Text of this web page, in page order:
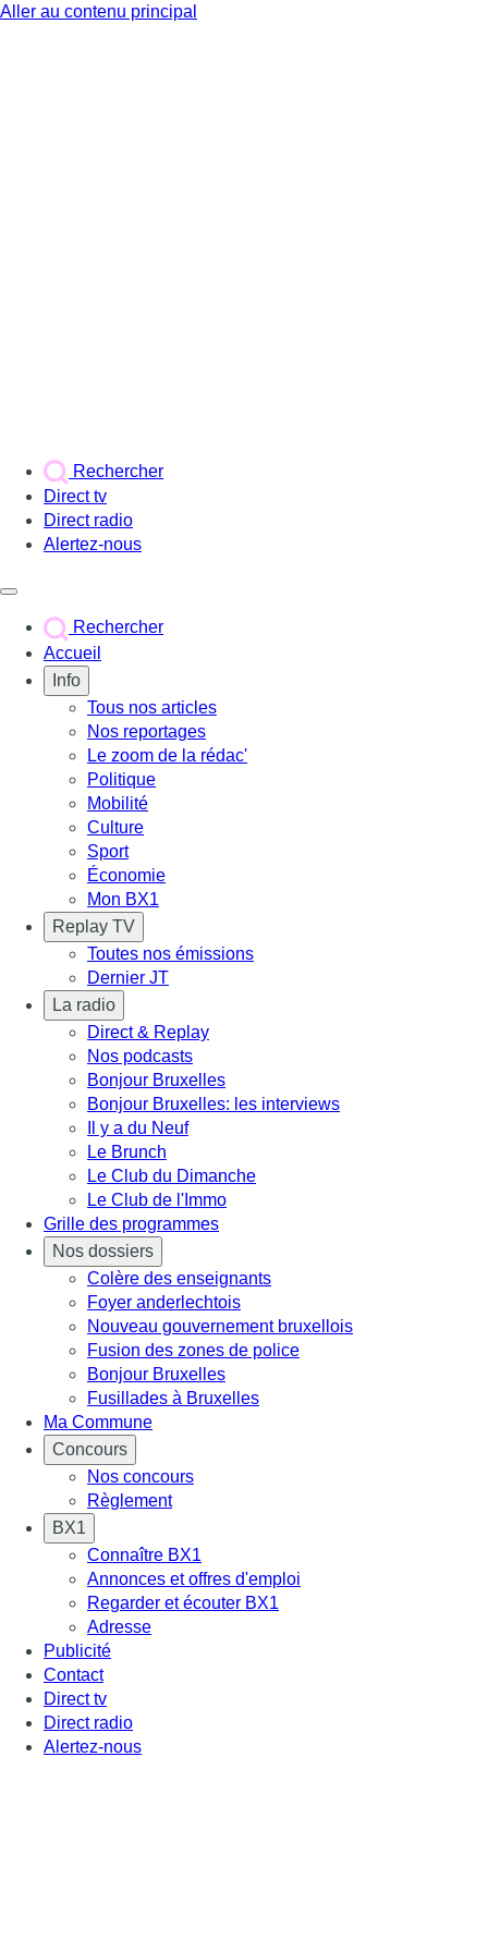
Aller au contenu principal
Rechercher
Direct tv
Direct radio
Alertez-nous
Rechercher
Accueil
Info
Tous nos articles
Nos reportages
Le zoom de la rédac'
Politique
Mobilité
Culture
Sport
Économie
Mon BX1
Replay TV
Toutes nos émissions
Dernier JT
La radio
Direct & Replay
Nos podcasts
Bonjour Bruxelles
Bonjour Bruxelles: les interviews
Il y a du Neuf
Le Brunch
Le Club du Dimanche
Le Club de l'Immo
Grille des programmes
Nos dossiers
Colère des enseignants
Foyer anderlechtois
Nouveau gouvernement bruxellois
Fusion des zones de police
Bonjour Bruxelles
Fusillades à Bruxelles
Ma Commune
Concours
Nos concours
Règlement
BX1
Connaître BX1
Annonces et offres d'emploi
Regarder et écouter BX1
Adresse
Publicité
Contact
Direct tv
Direct radio
Alertez-nous